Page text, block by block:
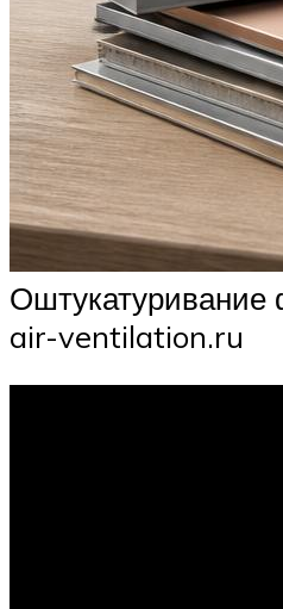
Оштукатуривание
air-ventilation.ru